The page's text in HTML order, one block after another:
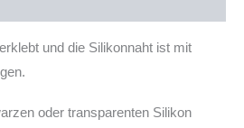
und die Silikonnaht ist mit
oder transparenten Silikon